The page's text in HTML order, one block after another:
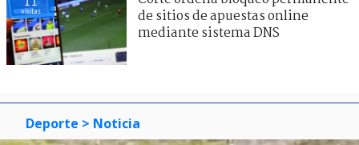
visitas
de sitios de apuestas online
mediante sistema DNS
Deporte > Noticia